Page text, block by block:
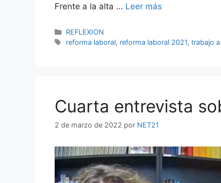
Frente a la alta … Leer más
REFLEXION
reforma laboral, reforma laboral 2021,trabajo
Cuarta entrevista
2 de marzo de 2022 por NET21